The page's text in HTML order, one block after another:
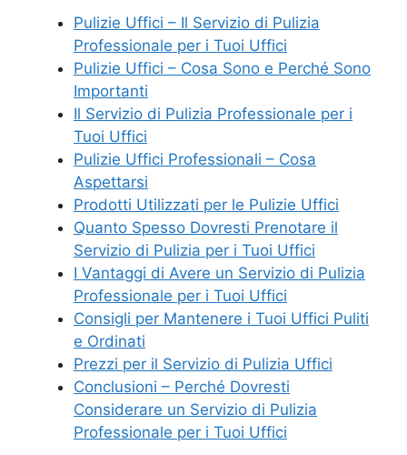
Pulizie Uffici – Il Servizio di Pulizia
Professionale per i Tuoi Uffici
Pulizie Uffici – Cosa Sono e Perché Sono
Importanti
Il Servizio di Pulizia Professionale per i
Tuoi Uffici
Pulizie Uffici Professionali – Cosa
Aspettarsi
Prodotti Utilizzati per le Pulizie Uffici
Quanto Spesso Dovresti Prenotare il
Servizio di Pulizia per i Tuoi Uffici
I Vantaggi di Avere un Servizio di Pulizia
Professionale per i Tuoi Uffici
Consigli per Mantenere i Tuoi Uffici Puliti
e Ordinati
Prezzi per il Servizio di Pulizia Uffici
Conclusioni – Perché Dovresti
Considerare un Servizio di Pulizia
Professionale per i Tuoi Uffici